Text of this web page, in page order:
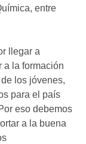
entre
llegar a
a la formación
los jóvenes,
para el país
eso debemos
a la buena